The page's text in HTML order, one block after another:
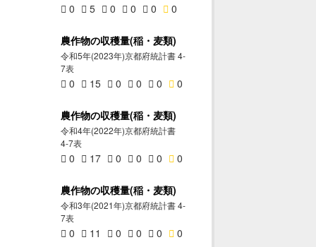
0 5 0 0 0 0
農作物の収穫量(稲・麦類)
令和5年(2023年)京都府統計書 4-
7表
0 15 0 0 0 0
農作物の収穫量(稲・麦類)
令和4年(2022年)京都府統計書
4-7表
0 17 0 0 0 0
農作物の収穫量(稲・麦類)
令和3年(2021年)京都府統計書 4-
7表
0 11 0 0 0 0